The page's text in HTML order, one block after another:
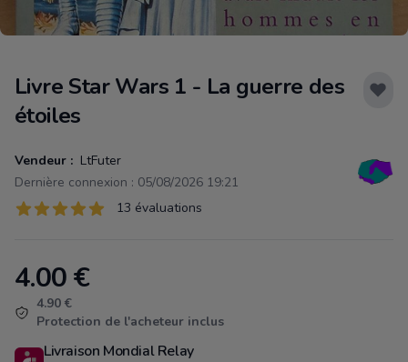
Livre Star Wars 1 - La guerre des
étoiles
Vendeur : LtFuter
Dernière connexion : 05/08/2026 19:21
Évaluations
13 sur 5 étoiles 13 évaluations
Product information
4.00€
4.90 €
Protection de l'acheteur inclus
Livraison Mondial Relay